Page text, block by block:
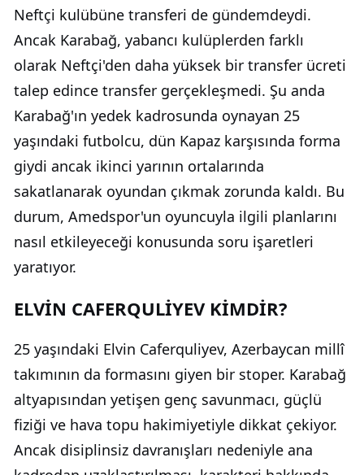
Neftçi kulübüne transferi de gündemdeydi.
Ancak Karabağ, yabancı kulüplerden farklı
olarak Neftçi'den daha yüksek bir transfer ücreti
talep edince transfer gerçekleşmedi. Şu anda
Karabağ'ın yedek kadrosunda oynayan 25
yaşındaki futbolcu, dün Kapaz karşısında forma
giydi ancak ikinci yarının ortalarında
sakatlanarak oyundan çıkmak zorunda kaldı. Bu
durum, Amedspor'un oyuncuyla ilgili planlarını
nasıl etkileyeceği konusunda soru işaretleri
yaratıyor.
ELVİN CAFERQULİYEV KİMDİR?
25 yaşındaki Elvin Caferquliyev, Azerbaycan millî
takımının da formasını giyen bir stoper. Karabağ
altyapısından yetişen genç savunmacı, güçlü
fiziği ve hava topu hakimiyetiyle dikkat çekiyor.
Ancak disiplinsiz davranışları nedeniyle ana